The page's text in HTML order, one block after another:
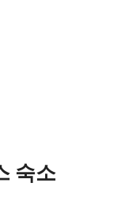
숙소